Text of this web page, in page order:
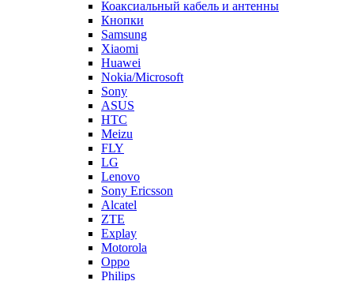
Коаксиальный кабель и антенны
Кнопки
Samsung
Xiaomi
Huawei
Nokia/Microsoft
Sony
ASUS
HTC
Meizu
FLY
LG
Lenovo
Sony Ericsson
Alcatel
ZTE
Explay
Motorola
Oppo
Philips